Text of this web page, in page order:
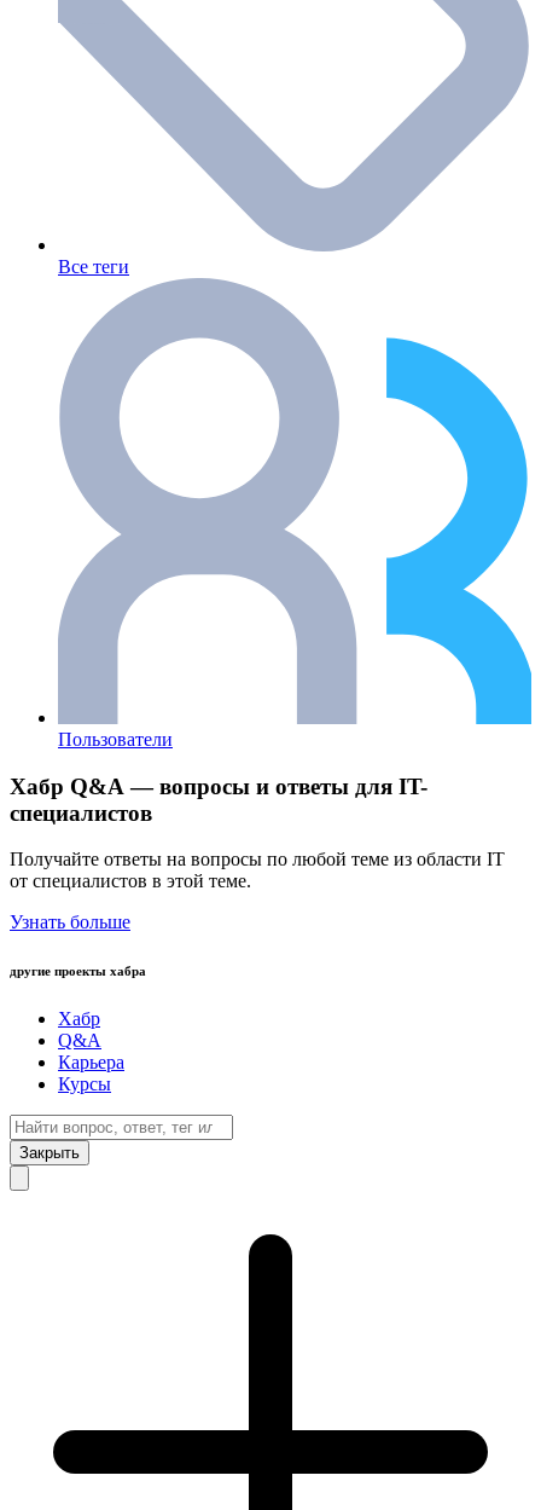
Все теги
Пользователи
Хабр Q&A — вопросы и ответы для IT-
специалистов
Получайте ответы на вопросы по любой теме из области IT
от специалистов в этой теме.
Узнать больше
другие проекты хабра
Хабр
Q&A
Карьера
Курсы
Закрыть